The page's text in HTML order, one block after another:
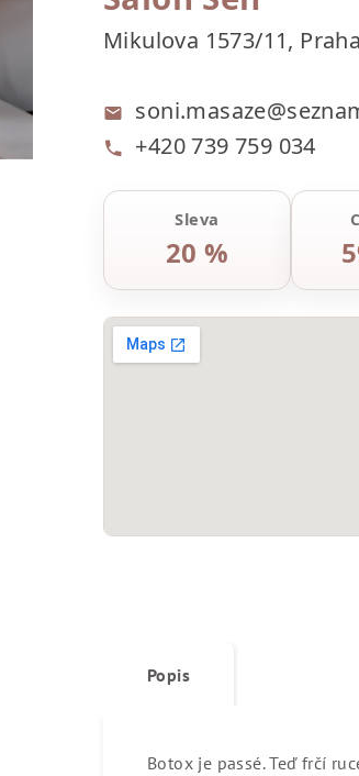
Mikulova 1573/11,
+420 739 759 034
Sleva
20 %
Popis
Botox je passé. Teď frčí